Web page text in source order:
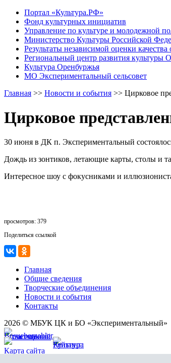
Портал «Культура.РФ»
Фонд культурных инициатив
Управление по культуре и молодежной
Министерство Культуры Российской
Результаты независимой оценки качества
Региональный центр развития культуры
Культура Оренбуржья
МО Экспериментальный сельсовет
Главная >> Новости и события >> Цирковое
Цирковое
30 июня в ДК п. Экспериментальный
Дождь из зонтиков, летающие карты, столы и
Интересное шоу с фокусниками и
просмотров: 379
Поделиться ссылкой
Главная
Общие сведения
Творческие объединения
Новости и события
Контакты
2026 © МБУК ЦК и БО «Экспериментальный»
Карта сайта